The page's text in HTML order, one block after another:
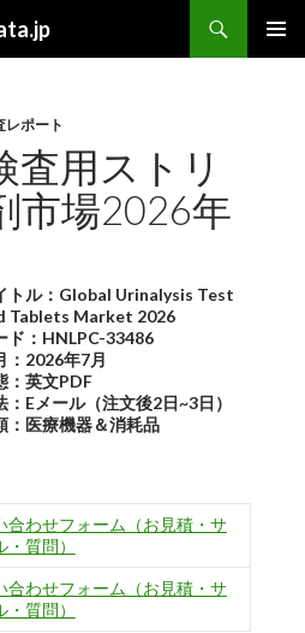
レポート
査用ストリ
市場2026年
トル：Global Urinalysis Test
Tablets Market 2026
ド：HNLPC-33486
：2026年7月
：英文PDF
：Eメール（注文後2日~3日）
：医療機器＆消耗品
合わせフォーム（お見積・サ
・質問）
合わせフォーム（お見積・サ
・質問）